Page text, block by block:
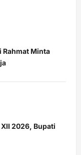
Rahmat Minta
2026, Bupati